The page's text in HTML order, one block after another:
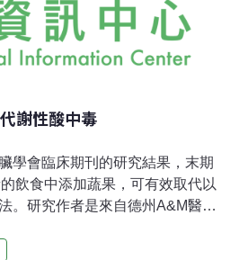
業者或責任廠商3萬元以上、300
2
謝性酸中毒
學會臨床期刊的研究結果，末期
飲食中添加蔬果，可有效取代以
。研究作者是來自德州A&M醫學
便如此，在那些腎絲球過濾速率